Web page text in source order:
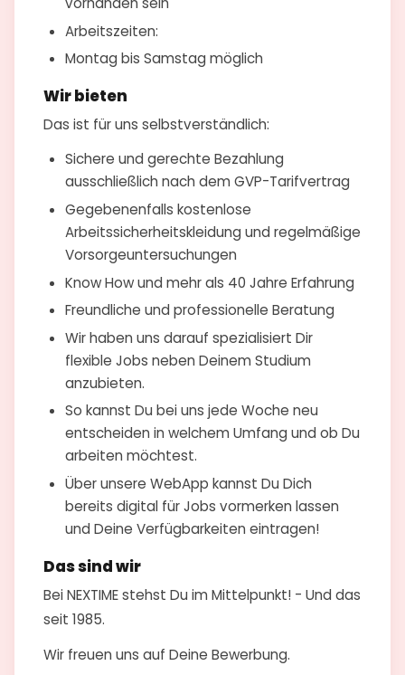
Arbeitszeiten:
Montag bis Samstag möglich
Wir bieten
Das ist für uns selbstverständlich:
Sichere und gerechte Bezahlung
ausschließlich nach dem GVP-Tarifvertrag
Gegebenenfalls kostenlose
Arbeitssicherheitskleidung und regelmäßige
Vorsorgeuntersuchungen
Know How und mehr als 40 Jahre Erfahrung
Freundliche und professionelle Beratung
Wir haben uns darauf spezialisiert Dir
flexible Jobs neben Deinem Studium
anzubieten.
So kannst Du bei uns jede Woche neu
entscheiden in welchem Umfang und ob Du
arbeiten möchtest.
Über unsere WebApp kannst Du Dich
bereits digital für Jobs vormerken lassen
und Deine Verfügbarkeiten eintragen!
Das sind wir
Bei NEXTIME stehst Du im Mittelpunkt! - Und das
seit 1985.
Wir freuen uns auf Deine Bewerbung.